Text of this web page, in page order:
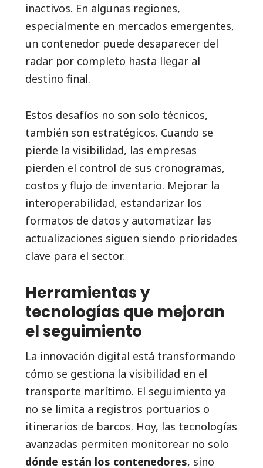
inactivos. En algunas regiones,
especialmente en mercados emergentes,
un contenedor puede desaparecer del
radar por completo hasta llegar al
destino final.
Estos desafíos no son solo técnicos,
también son estratégicos. Cuando se
pierde la visibilidad, las empresas
pierden el control de sus cronogramas,
costos y flujo de inventario. Mejorar la
interoperabilidad, estandarizar los
formatos de datos y automatizar las
actualizaciones siguen siendo prioridades
clave para el sector.
Herramientas y
tecnologías que mejoran
el seguimiento
La innovación digital está transformando
cómo se gestiona la visibilidad en el
transporte marítimo. El seguimiento ya
no se limita a registros portuarios o
itinerarios de barcos. Hoy, las tecnologías
avanzadas permiten monitorear no solo
dónde están los contenedores, sino